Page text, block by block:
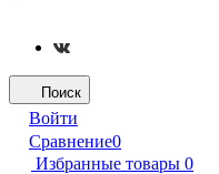
Поиск
Войти
Сравнение0
Избранные товары 0